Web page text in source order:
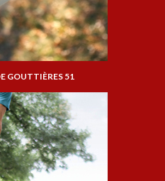
GOUTTIÈRES 51